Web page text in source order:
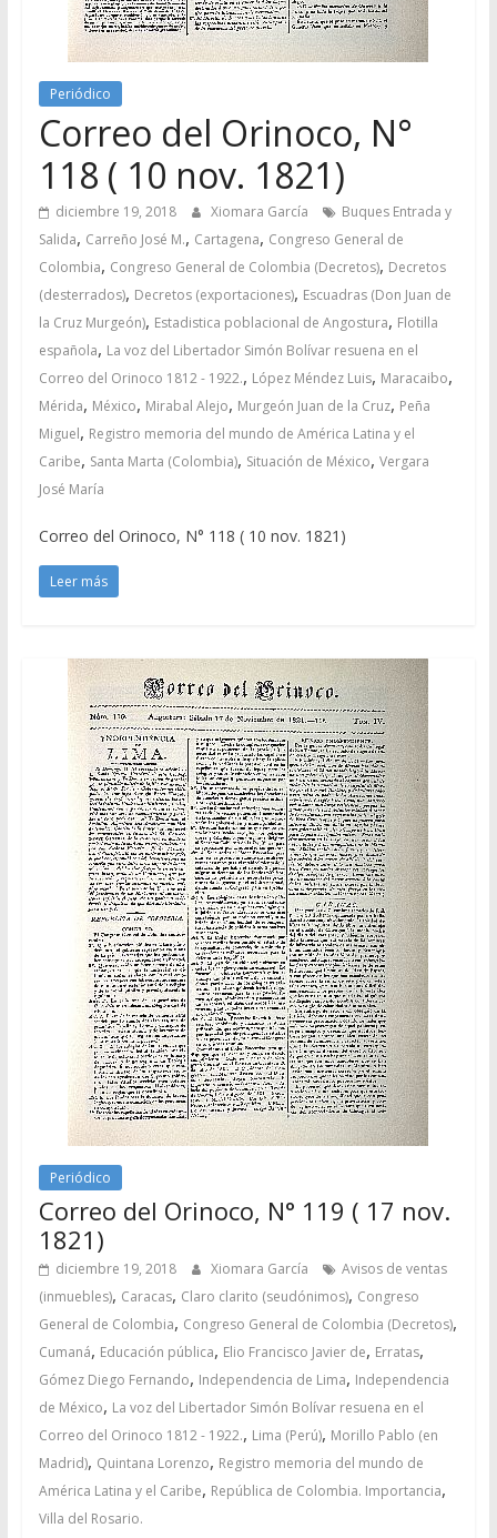
Periódico
Correo del Orinoco, N°
118 ( 10 nov. 1821)
diciembre 19, 2018 Xiomara García
Buques Entrada y
Salida, Carreño José M., Cartagena, Congreso General de
Colombia, Congreso General de Colombia (Decretos), Decretos
(desterrados), Decretos (exportaciones), Escuadras (Don Juan de
la Cruz Murgeón), Estadistica poblacional de Angostura, Flotilla
española, La voz del Libertador Simón Bolívar resuena en el
Correo del Orinoco 1812 - 1922., López Méndez Luis, Maracaibo,
Mérida, México, Mirabal Alejo, Murgeón Juan de la Cruz, Peña
Miguel, Registro memoria del mundo de América Latina y el
Caribe, Santa Marta (Colombia), Situación de México, Vergara
José María
Correo del Orinoco, N° 118 ( 10 nov. 1821)
Leer más
Periódico
Correo del Orinoco, N° 119 ( 17 nov.
1821)
diciembre 19, 2018 Xiomara García
Avisos de ventas
(inmuebles), Caracas, Claro clarito (seudónimos), Congreso
General de Colombia, Congreso General de Colombia (Decretos),
Cumaná, Educación pública, Elio Francisco Javier de, Erratas,
Gómez Diego Fernando, Independencia de Lima, Independencia
de México, La voz del Libertador Simón Bolívar resuena en el
Correo del Orinoco 1812 - 1922., Lima (Perú), Morillo Pablo (en
Madrid), Quintana Lorenzo, Registro memoria del mundo de
América Latina y el Caribe, República de Colombia. Importancia,
Villa del Rosario.